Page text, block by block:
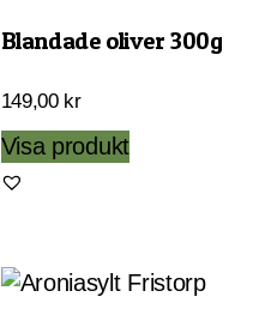
Blandade oliver 300g
149,00 kr
Visa produkt